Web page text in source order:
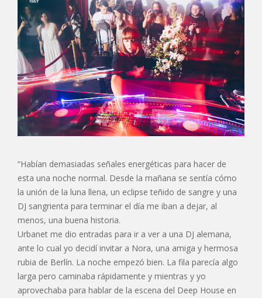
“Habían demasiadas señales energéticas para hacer de
esta una noche normal. Desde la mañana se sentía cómo
la unión de la luna llena, un eclipse teñido de sangre y una
DJ sangrienta para terminar el día me iban a dejar, al
menos, una buena historia.
Urbanet me dio entradas para ir a ver a una DJ alemana,
ante lo cual yo decidí invitar a Nora, una amiga y hermosa
rubia de Berlín. La noche empezó bien. La fila parecía algo
larga pero caminaba rápidamente y mientras y yo
aprovechaba para hablar de la escena del Deep House en